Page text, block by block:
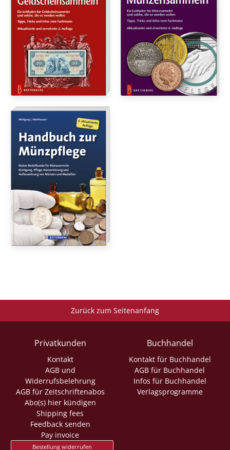
Zurück zum Seitenanfang
Privatkunden
Kontakt
AGB und
Widerrufsbelehrung
AGB für Zeitschriftenabos
Abo(s) hier kündigen
Shipping fees
Feedback senden
Pay invoice
Bestellung widerrufen
Buchhandel
Kontakt für Buchhandel
AGB für Buchhandel
Infos für Buchhandel
Verlagsprogramme